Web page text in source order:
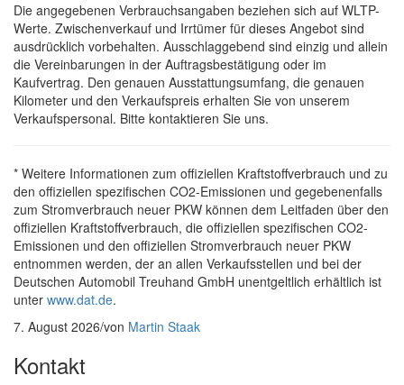
Die angegebenen Verbrauchsangaben beziehen sich auf WLTP-
Werte. Zwischenverkauf und Irrtümer für dieses Angebot sind
ausdrücklich vorbehalten. Ausschlaggebend sind einzig und allein
die Vereinbarungen in der Auftragsbestätigung oder im
Kaufvertrag. Den genauen Ausstattungsumfang, die genauen
Kilometer und den Verkaufspreis erhalten Sie von unserem
Verkaufspersonal. Bitte kontaktieren Sie uns.
* Weitere Informationen zum offiziellen Kraftstoffverbrauch und zu
den offiziellen spezifischen CO2-Emissionen und gegebenenfalls
zum Stromverbrauch neuer PKW können dem Leitfaden über den
offiziellen Kraftstoffverbrauch, die offiziellen spezifischen CO2-
Emissionen und den offiziellen Stromverbrauch neuer PKW
entnommen werden, der an allen Verkaufsstellen und bei der
Deutschen Automobil Treuhand GmbH unentgeltlich erhältlich ist
unter www.dat.de.
7. August 2026/von Martin Staak
Kontakt